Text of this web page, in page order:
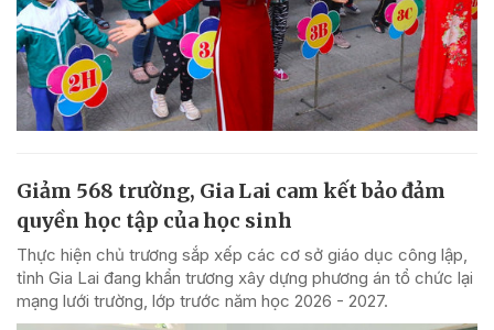
Giảm 568 trường, Gia Lai cam kết bảo đảm
quyền học tập của học sinh
Thực hiện chủ trương sắp xếp các cơ sở giáo dục công lập,
tỉnh Gia Lai đang khẩn trương xây dựng phương án tổ chức lại
mạng lưới trường, lớp trước năm học 2026 - 2027.